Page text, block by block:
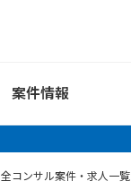
案件情報
全コンサル案件・求人一覧